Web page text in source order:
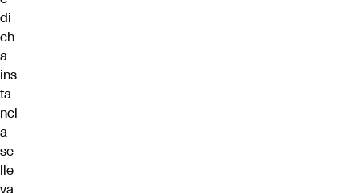
di
ch
a
ins
ta
nci
a
se
lle
va